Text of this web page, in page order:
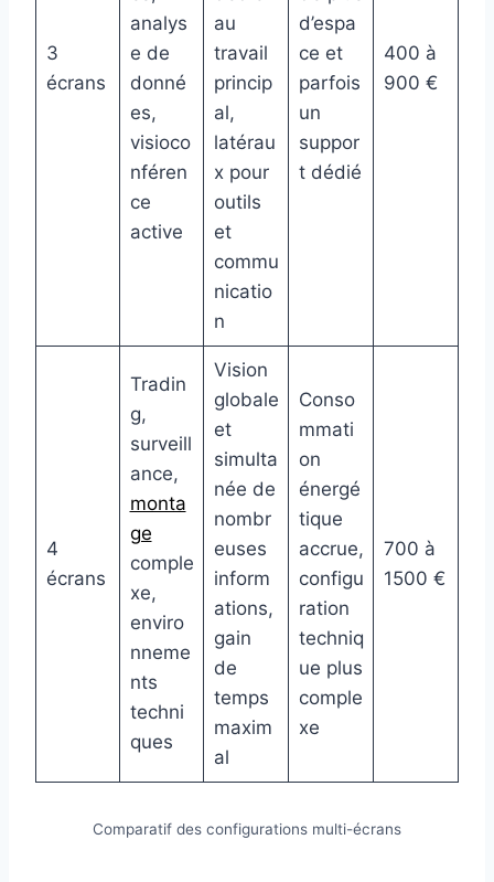
3
écrans
analys
e de
donné
es,
visioco
nféren
ce
active
au
travail
princip
al,
latérau
x pour
outils
et
commu
nicatio
n
d’espa
ce et
parfois
un
suppor
t dédié
400 à
900 €
4
écrans
Tradin
g,
surveill
ance,
monta
ge
comple
xe,
enviro
nneme
nts
techni
ques
Vision
globale
et
simulta
née de
nombr
euses
inform
ations,
gain
de
temps
maxim
al
Conso
mmati
on
énergé
tique
accrue,
configu
ration
techniq
ue plus
comple
xe
700 à
1500 €
Comparatif des configurations multi-écrans